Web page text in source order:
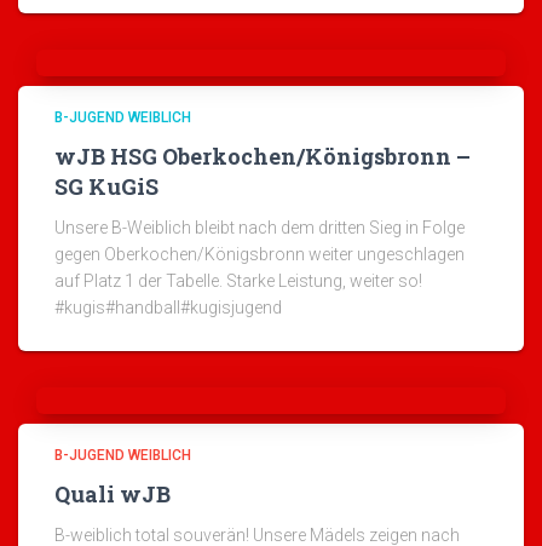
B-JUGEND WEIBLICH
wJB HSG Oberkochen/Königsbronn –
SG KuGiS
Unsere B-Weiblich bleibt nach dem dritten Sieg in Folge
gegen Oberkochen/Königsbronn weiter ungeschlagen
auf Platz 1 der Tabelle. Starke Leistung, weiter so!
#kugis#handball#kugisjugend
B-JUGEND WEIBLICH
Quali wJB
B-weiblich total souverän! Unsere Mädels zeigen nach